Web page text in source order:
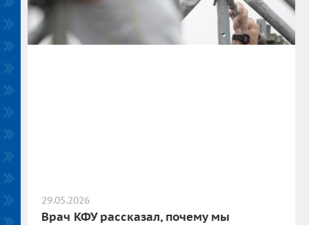
29.05.2026
Врач КФУ рассказал, почему мы